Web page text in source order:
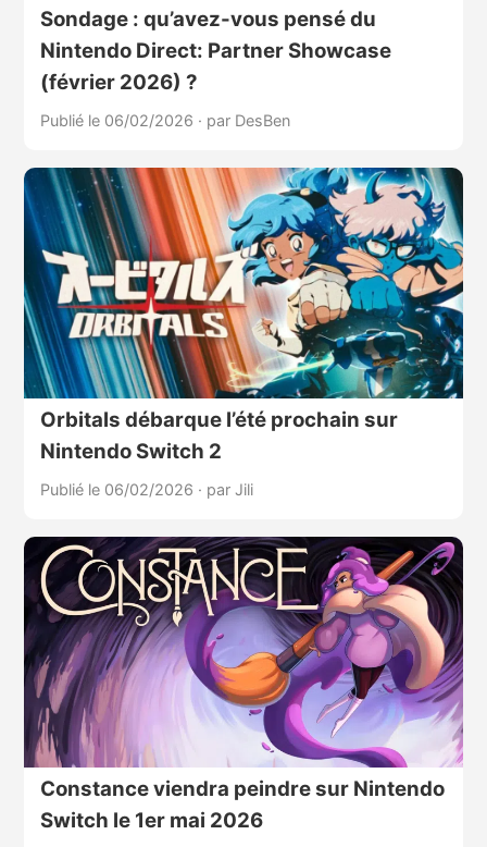
Sondage : qu’avez-vous pensé du
Nintendo Direct: Partner Showcase
(février 2026) ?
Publié le 06/02/2026 · par DesBen
Orbitals débarque l’été prochain sur
Nintendo Switch 2
Publié le 06/02/2026 · par Jili
Constance viendra peindre sur Nintendo
Switch le 1er mai 2026